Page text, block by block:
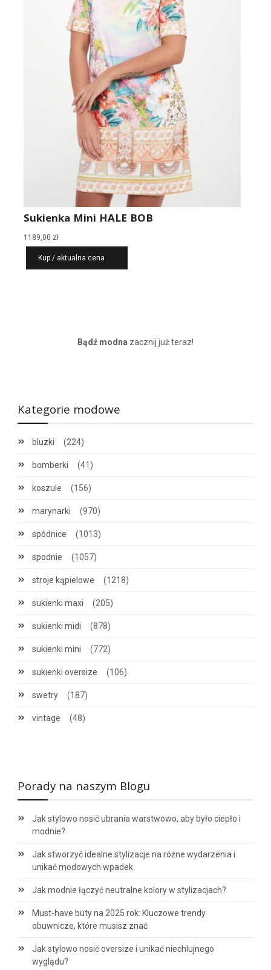
Sukienka Mini HALE BOB
1189,00 zł
Kup / aktualna cena
Bądź modna zacznij już teraz!
Kategorie modowe
bluzki (224)
bomberki (41)
koszule (156)
marynarki (970)
spódnice (1013)
spodnie (1057)
stroje kąpielowe (1218)
sukienki maxi (205)
sukienki midi (878)
sukienki mini (772)
sukienki oversize (106)
swetry (187)
vintage (48)
Porady na naszym Blogu
Jak stylowo nosić ubrania warstwowo, aby było ciepło i
modnie?
Jak stworzyć idealne stylizacje na różne wydarzenia i
unikać modowych wpadek
Jak modnie łączyć neutralne kolory w stylizacjach?
Must-have buty na 2025 rok: Kluczowe trendy
obuwnicze, które musisz znać
Jak stylowo nosić oversize i unikać niechlujnego
wyglądu?